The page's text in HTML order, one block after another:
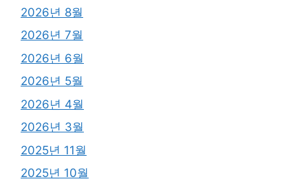
2026년 8월
2026년 7월
2026년 6월
2026년 5월
2026년 4월
2026년 3월
2025년 11월
2025년 10월